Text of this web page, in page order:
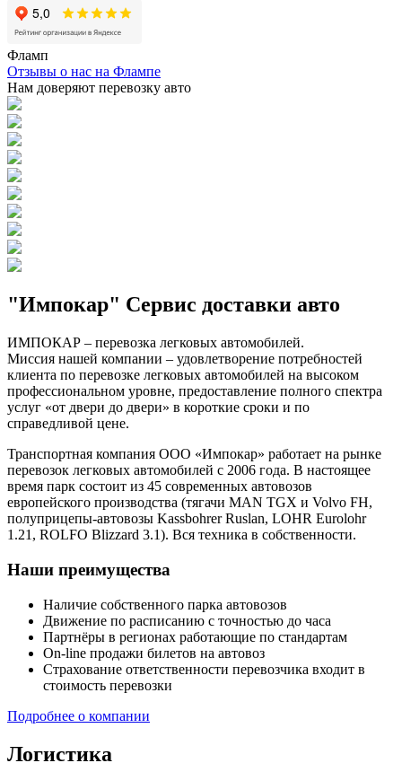
Фламп
Отзывы о нас на Флампе
Нам доверяют перевозку авто
"Импокар" Сервис доставки авто
ИМПОКАР – перевозка легковых автомобилей.
Миссия нашей компании – удовлетворение потребностей
клиента по перевозке легковых автомобилей на высоком
профессиональном уровне, предоставление полного спектра
услуг «от двери до двери» в короткие сроки и по
справедливой цене.
Транспортная компания ООО «Импокар» работает на рынке
перевозок легковых автомобилей с 2006 года. В настоящее
время парк состоит из 45 современных автовозов
европейского производства (тягачи MAN TGX и Volvo FH,
полуприцепы-автовозы Kassbohrer Ruslan, LOHR Eurolohr
1.21, ROLFO Blizzard 3.1). Вся техника в собственности.
Наши преимущества
Наличие собственного парка автовозов
Движение по расписанию с точностью до часа
Партнёры в регионах работающие по стандартам
On-line продажи билетов на автовоз
Страхование ответственности перевозчика входит в
стоимость перевозки
Подробнее о компании
Логистика